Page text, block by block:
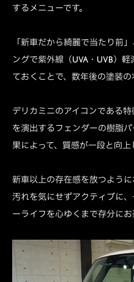
するメニューです。
「新車だから綺麗で当たり前
ングで紫外線（UVA・UVB）
ておくことで、数年後の塗装の
デリカミニのアイコンである
を演出するフェンダーの樹脂
果によって、質感が一段と向上
新車以上の存在感を放つように
汚れを気にせずアクティブに
ーライフを心ゆくまで存分に